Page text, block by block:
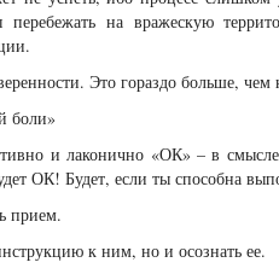
перебежать на вражескую
Это гораздо больше, чем
боли»
и лаконично «ОК» – в
ОК! Будет, если ты способна
прием.
к ним, но и осознать ее.